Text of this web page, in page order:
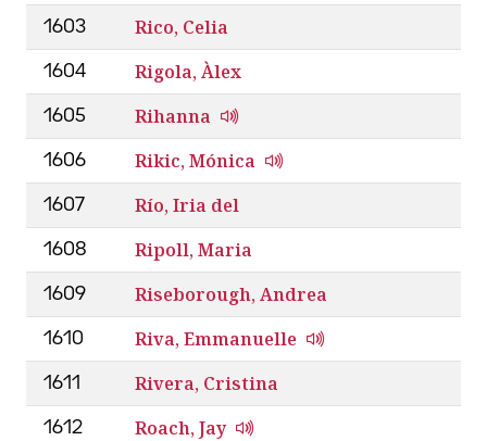
1603 Rico, Celia
1604 Rigola, Àlex
1605 Rihanna
1606 Rikic, Mónica
1607 Río, Iria del
1608 Ripoll, Maria
1609 Riseborough, Andrea
1610 Riva, Emmanuelle
1611 Rivera, Cristina
1612 Roach, Jay